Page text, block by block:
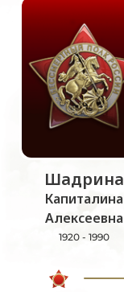
Шадрина
Капиталина
Алексеевна
1920 - 1990